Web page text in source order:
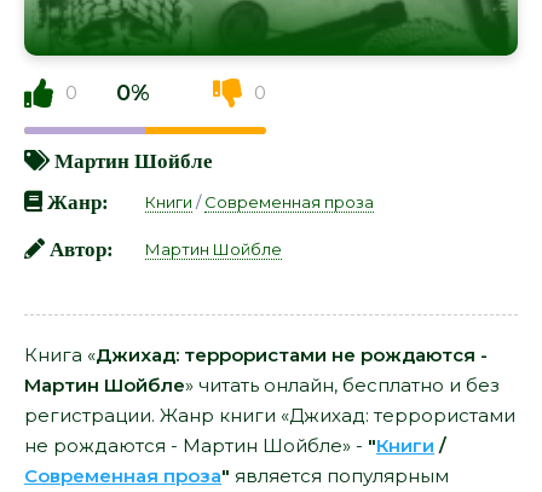
0 0% 0
Мартин Шойбле
Жанр:
Книги /Современная проза
Автор: Мартин Шойбле
Книга «Джихад: террористами не рождаются -
Мартин Шойбле» читать онлайн, бесплатно и без
регистрации. Жанр книги «Джихад: террористами
не рождаются - Мартин Шойбле» - "Книги /
Современная проза" является популярным